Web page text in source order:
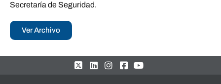
Secretaría de Seguridad.
Ver Archivo